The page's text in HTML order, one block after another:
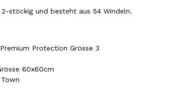
stöckig und besteht aus 54 Windeln.
Protection Grösse 3
60x60cm